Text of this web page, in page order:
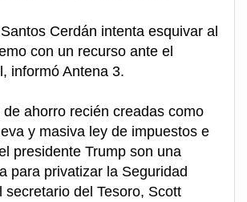
Cerdán intenta esquivar al
con un recurso ante el
informó Antena 3.
ahorro recién creadas como
y masiva ley de impuestos e
presidente Trump son una
para privatizar la Seguridad
secretario del Tesoro, Scott